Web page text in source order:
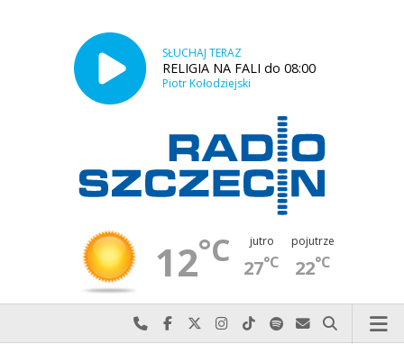
SŁUCHAJ TERAZ
RELIGIA NA FALI do 08:00
Piotr Kołodziejski
12°C jutro
27°C
pojutrze
22°C
Najlepiej po prostu do nas zadzwoń
Odwiedź nas na Facebook-u
Odwiedź nas na X
Odwiedź nas na Instagram-ie
Odwiedź nas na TikTok-u
Szukaj nas na Spotify
Wyślij do nas
Szukaj